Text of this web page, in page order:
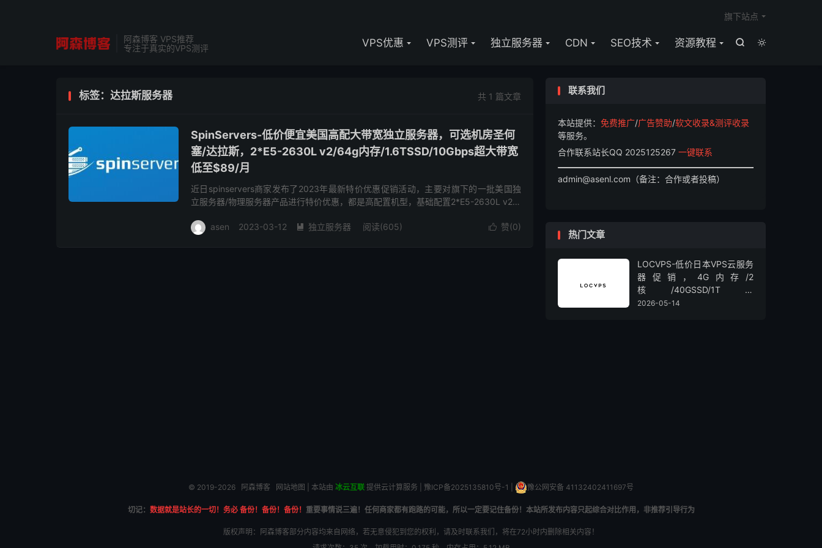
阿森博客 VPS推荐
专注于真实的VPS测评


VPS优惠 VPS测评 独立服务器 CDN SEO技术 资源教程
旗下站点
共 1 篇文章
标签：达拉斯服务器
SpinServers-低价便宜美国高配大带宽独立服务器，可选机房圣何
塞/达拉斯，2*E5-2630L v2/64g内存/1.6TSSD/10Gbps超大带宽
低至$89/月
近日spinservers商家发布了2023年最新特价优惠促销活动，主要对旗下的一批美国独
立服务器/物理服务器产品进行特价优惠，都是高配置机型，基础配置2*E5-2630L v2处
 赞(0)
asen 2023-03-12  独立服务器 阅读(605)
联系我们
本站提供： 免费推广/广告赞助/软文收录&测评收录
等服务。
合作联系站长QQ 2025125267 一键联系
admin@asenl.com（备注：合作或者投稿）
热门文章
LOCVPS-低价日本VPS云服务
器促销，4G内存/2
核/40GSSD/1T流
量/450Mbps带宽，低至36元/
2026-05-14
© 2019-2026 阿森博客 网站地图 | 本站由 冰云互联 提供云计算服务 | 豫ICP备2025135810号-1 豫公网安备 41132402411697号
切记： 数据就是站长的一切！务必 备份！备份！备份！ 重要事情说三遍！任何商家都有跑路的可能，所以一定要记住备份！本站所发布内容只起综合对比作用，非推荐引导行为
版权声明：阿森博客部分内容均来自网络，若无意侵犯到您的权利，请及时联系我们，将在72小时内删除相关内容！